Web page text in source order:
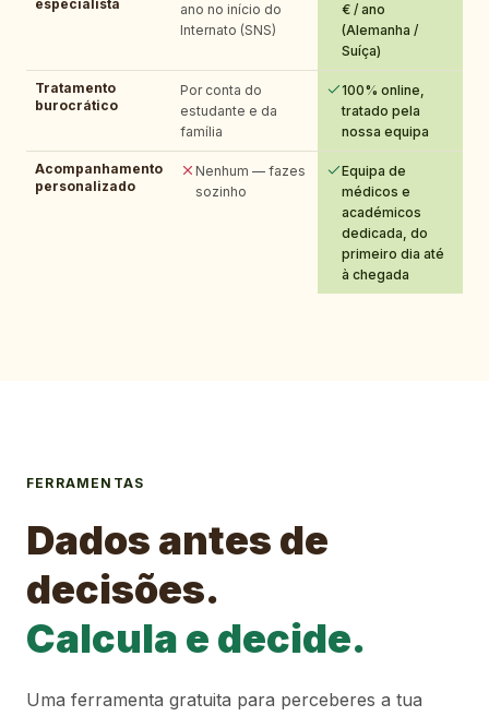
especialista
ano no início do
Internato (SNS)
€ / ano
(Alemanha /
Suíça)
Tratamento
burocrático
Por conta do
estudante e da
família
100% online,
tratado pela
nossa equipa
Acompanhamento
personalizado
Nenhum — fazes
sozinho
Equipa de
médicos e
académicos
dedicada, do
primeiro dia até
à chegada
FERRAMENTAS
Dados antes de
decisões.
Calcula e decide.
Uma ferramenta gratuita para perceberes a tua